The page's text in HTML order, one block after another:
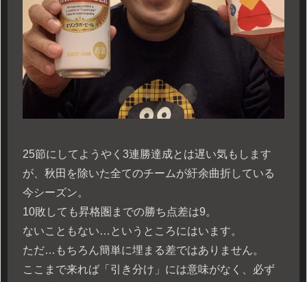
25節にしてようやく3連勝達成とは遅い気もします
が、秋田を除いた全てのチームが紆余曲折している
今シーズン。
10敗しても昇格圏までの勝ち点差は9。
ないこともない…というところにはいます。
ただ…もちろん簡単に埋まる差ではありません。
ここまで来れば「引き分け」には意味がなく、必ず